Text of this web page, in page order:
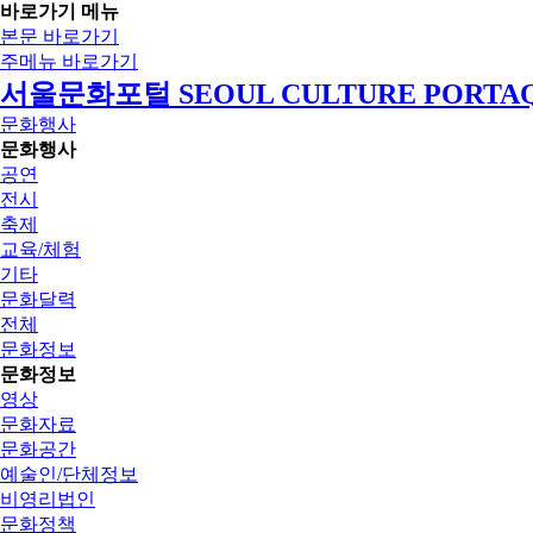
바로가기 메뉴
본문 바로가기
주메뉴 바로가기
서울문화포털 SEOUL CULTURE
문화행사
문화행사
공연
전시
축제
교육/체험
기타
문화달력
전체
문화정보
문화정보
영상
문화자료
문화공간
예술인/단체정보
비영리법인
문화정책